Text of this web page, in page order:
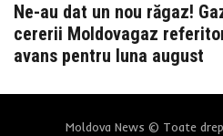
Ne-au dat un nou răgaz!
cererii Moldovagaz
avans pentru luna august
Moldova News © Toate